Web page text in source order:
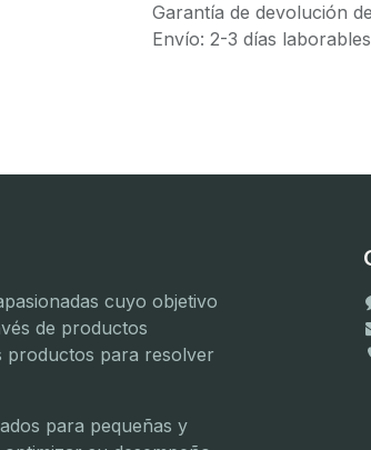
Garantía de devolución
Envío: 2-3 días laborables
cuyo objetivo
de productos
productos para resolver
para pequeñas y